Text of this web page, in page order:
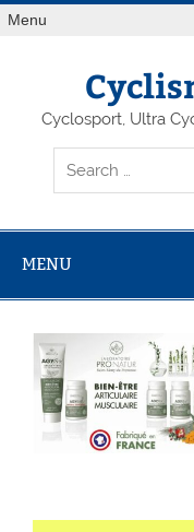
Menu
Cyclosport, Ultra
MENU